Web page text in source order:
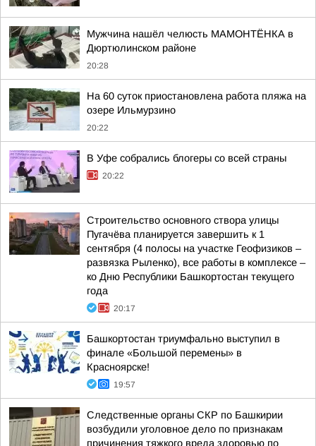
Мужчина нашёл челюсть МАМОНТЁНКА в
Дюртюлинском районе
20:28
На 60 суток приостановлена работа пляжа на
озере Ильмурзино
20:22
В Уфе собрались блогеры со всей страны
20:22
Строительство основного створа улицы
Пугачёва планируется завершить к 1
сентября (4 полосы на участке Геофизиков –
развязка Рыленко), все работы в комплексе –
ко Дню Республики Башкортостан текущего
года
20:17
Башкортостан триумфально выступил в
финале «Большой перемены» в
Красноярске!
19:57
Следственные органы СКР по Башкирии
возбудили уголовное дело по признакам
причинения тяжкого вреда здоровью по